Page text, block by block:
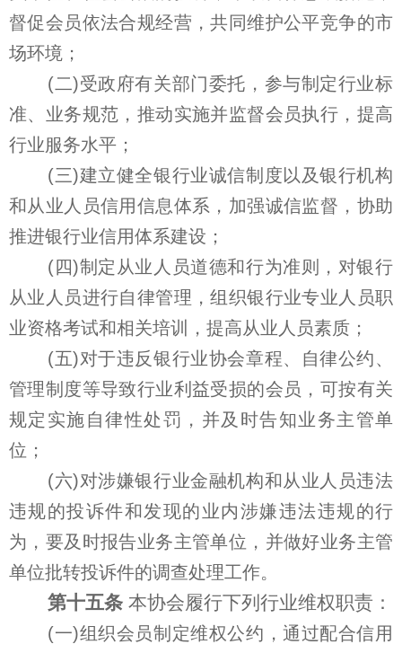
督促会员依法合规经营，共同维护公平竞争的市
场环境；
(二)受政府有关部门委托，参与制定行业标
准、业务规范，推动实施并监督会员执行，提高
行业服务水平；
(三)建立健全银行业诚信制度以及银行机构
和从业人员信用信息体系，加强诚信监督，协助
推进银行业信用体系建设；
(四)制定从业人员道德和行为准则，对银行
从业人员进行自律管理，组织银行业专业人员职
业资格考试和相关培训，提高从业人员素质；
(五)对于违反银行业协会章程、自律公约、
管理制度等导致行业利益受损的会员，可按有关
规定实施自律性处罚，并及时告知业务主管单
位；
(六)对涉嫌银行业金融机构和从业人员违法
违规的投诉件和发现的业内涉嫌违法违规的行
为，要及时报告业务主管单位，并做好业务主管
单位批转投诉件的调查处理工作。
第十五条 本协会履行下列行业维权职责：
(一)组织会员制定维权公约，通过配合信用